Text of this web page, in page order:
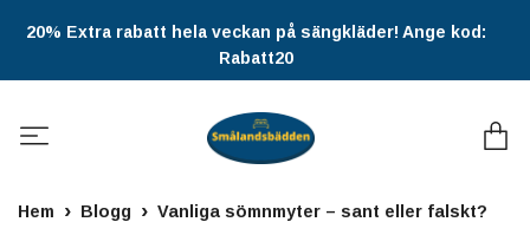
20% Extra rabatt hela veckan på sängkläder! Ange kod:
Rabatt20
Hem Blogg Vanliga sömnmyter – sant eller falskt?